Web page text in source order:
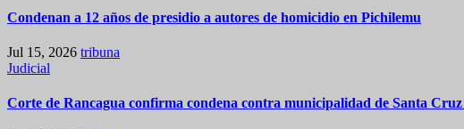
Condenan a 12 años de presidio a autores de homicidio en Pichilemu
Jul 15, 2026 tribuna
Judicial
Corte de Rancagua confirma condena contra municipalidad de Santa